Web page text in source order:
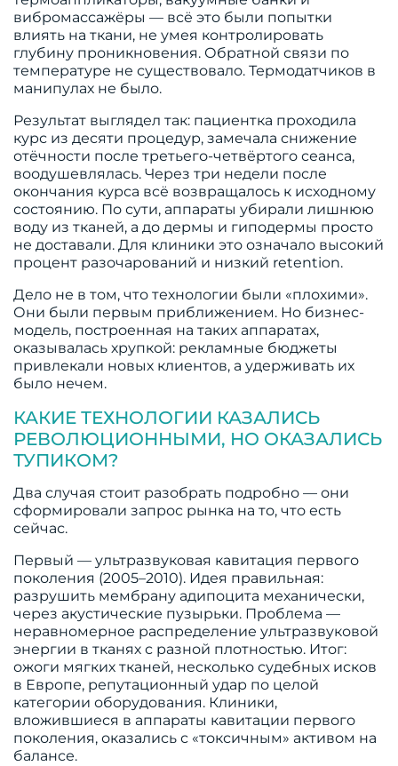
вибромассажёры — всё это были попытки
влиять на ткани, не умея контролировать
глубину проникновения. Обратной связи по
температуре не существовало. Термодатчиков в
манипулах не было.
Результат выглядел так: пациентка проходила
курс из десяти процедур, замечала снижение
отёчности после третьего-четвёртого сеанса,
воодушевлялась. Через три недели после
окончания курса всё возвращалось к исходному
состоянию. По сути, аппараты убирали лишнюю
воду из тканей, а до дермы и гиподермы просто
не доставали. Для клиники это означало высокий
процент разочарований и низкий retention.
Дело не в том, что технологии были «плохими».
Они были первым приближением. Но бизнес-
модель, построенная на таких аппаратах,
оказывалась хрупкой: рекламные бюджеты
привлекали новых клиентов, а удерживать их
было нечем.
КАКИЕ ТЕХНОЛОГИИ КАЗАЛИСЬ
РЕВОЛЮЦИОННЫМИ, НО ОКАЗАЛИСЬ
ТУПИКОМ?
Два случая стоит разобрать подробно — они
сформировали запрос рынка на то, что есть
сейчас.
Первый — ультразвуковая кавитация первого
поколения (2005–2010). Идея правильная:
разрушить мембрану адипоцита механически,
через акустические пузырьки. Проблема —
неравномерное распределение ультразвуковой
энергии в тканях с разной плотностью. Итог:
ожоги мягких тканей, несколько судебных исков
в Европе, репутационный удар по целой
категории оборудования. Клиники,
вложившиеся в аппараты кавитации первого
поколения, оказались с «токсичным» активом на
балансе.